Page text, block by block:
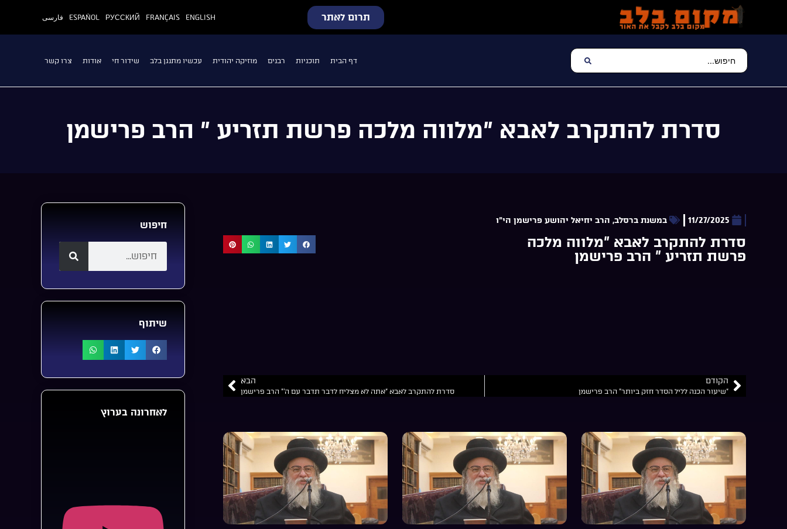
תרום לאתר ENGLISH
FRANÇAIS
РУССКИЙ
ESPAÑOL فارسی
דף הבית תוכניות רבנים מוזיקה יהודית עכשיו מתנגן בלב שידור חי אודות צרו קשר
סדרת להתקרב לאבא ”מלווה מלכה פרשת תזריע ” הרב פרישמן
11/27/2025 במשנת ברסלב, הרב יחיאל יהושע פרישמן הי"ו
סדרת להתקרב לאבא ”מלווה מלכה
פרשת תזריע ” הרב פרישמן
הקודם
“שיעור הכנה לליל הסדר חזק ביותר” הרב פרישמן
הבא
סדרת להתקרב לאבא “אתה לא מצליח לדבר תדבר עם ה'” הרב פרישמן
חיפוש
שיתוף
לאחרונה בערוץ